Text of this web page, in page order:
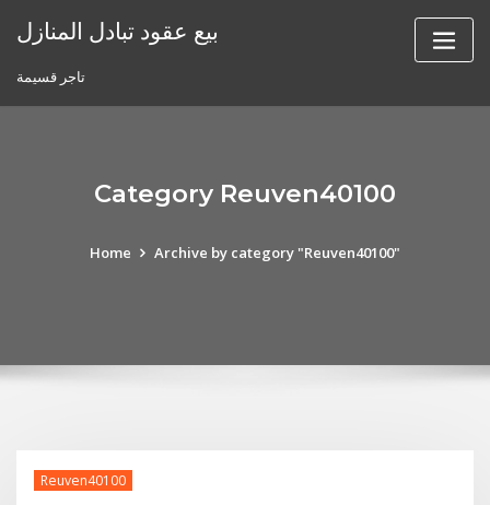
بيع عقود تبادل المنازل
تاجر قسيمة
Category Reuven40100
Home Archive by category "Reuven40100"
Reuven40100